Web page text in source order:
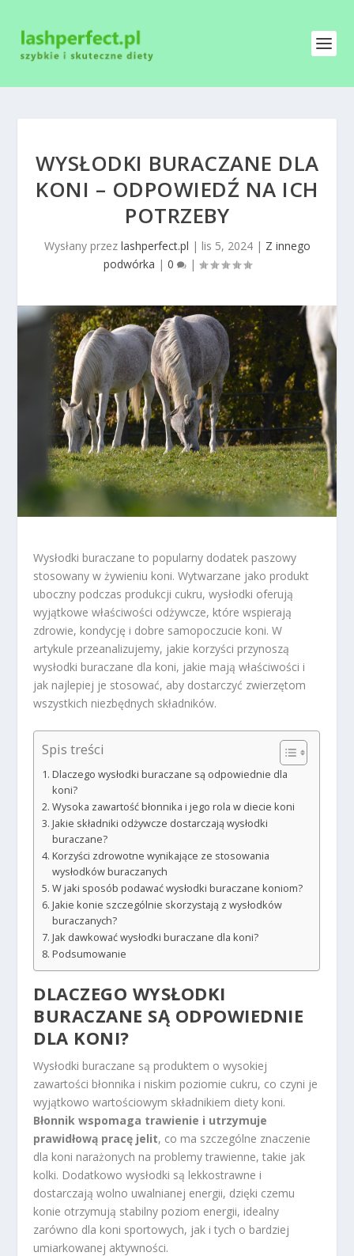
WYSŁODKI BURACZANE DLA
KONI – ODPOWIEDŹ NA ICH
POTRZEBY
Wysłany przez lashperfect.pl | lis 5, 2024| Z innego
podwórka | 0 |
Wysłodki buraczane to popularny dodatek paszowy
stosowany w żywieniu koni. Wytwarzane jako produkt
uboczny podczas produkcji cukru, wysłodki oferują
wyjątkowe właściwości odżywcze, które wspierają
zdrowie, kondycję i dobre samopoczucie koni. W
artykule przeanalizujemy, jakie korzyści przynoszą
wysłodki buraczane dla koni, jakie mają właściwości i
jak najlepiej je stosować, aby dostarczyć zwierzętom
wszystkich niezbędnych składników.
Spis treści
Dlaczego wysłodki buraczane są odpowiednie dla
koni?
Wysoka zawartość błonnika i jego rola w diecie koni
Jakie składniki odżywcze dostarczają wysłodki
buraczane?
Korzyści zdrowotne wynikające ze stosowania
wysłodków buraczanych
W jaki sposób podawać wysłodki buraczane koniom?
Jakie konie szczególnie skorzystają z wysłodków
buraczanych?
Jak dawkować wysłodki buraczane dla koni?
Podsumowanie
DLACZEGO WYSŁODKI
BURACZANE SĄ ODPOWIEDNIE
DLA KONI?
Wysłodki buraczane są produktem o wysokiej
zawartości błonnika i niskim poziomie cukru, co czyni je
wyjątkowo wartościowym składnikiem diety koni.
Błonnik wspomaga trawienie i utrzymuje
prawidłową pracę jelit, co ma szczególne znaczenie
dla koni narażonych na problemy trawienne, takie jak
kolki. Dodatkowo wysłodki są lekkostrawne i
dostarczają wolno uwalnianej energii, dzięki czemu
konie otrzymują stabilny poziom energii, idealny
zarówno dla koni sportowych, jak i tych o bardziej
umiarkowanej aktywności.